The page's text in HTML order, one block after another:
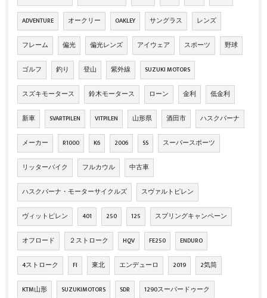
ADVENTURE オークリー OAKLEY サングラス レンズ
フレーム 偏光 偏光レンズ アイウェア スポーツ 野球
ゴルフ 釣り 登山 紫外線 SUZUKI MOTORS
スズキモータース 鈴木モータース ローン 金利 低金利
新車 SVARTPILEN VITPILEN 山形県 酒田市 ハスクバーナ
メーカー R1000 K6 2006 SS スーパースポーツ
リッターバイク フルカウル 中古車
ハスクバーナ・モーターサイクルズ スヴァルトピレン
ヴィットピレン 401 250 125 スプリングキャンペーン
オフロード ２ストローク HQV FE250 ENDURO
4ストローク FI 東北 エンデューロ 2019 2気筒
KTM山形 SUZUKIMOTORS SDR 1290スーパードゥーク